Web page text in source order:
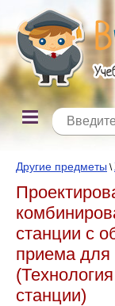
Другие предметы \
станции с
приема для
станции)